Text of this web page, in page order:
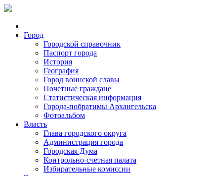
Город
Городской справочник
Паспорт города
История
География
Город воинской славы
Почетные граждане
Статистическая информация
Города-побратимы Архангельска
Фотоальбом
Власть
Глава городского округа
Администрация города
Городская Дума
Контрольно-счетная палата
Избирательные комиссии